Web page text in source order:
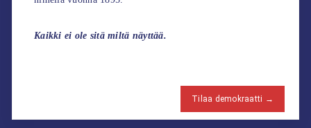
Kaikki ei ole sitä miltä näyttää.
Tilaa demokraatti →